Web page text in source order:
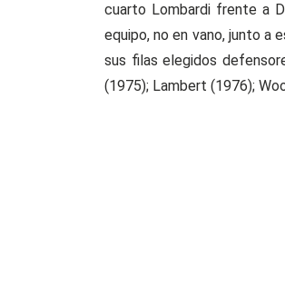
cuarto Lombardi frente a
equipo, no en vano, junto a
sus filas elegidos
(1975); Lambert (1976);